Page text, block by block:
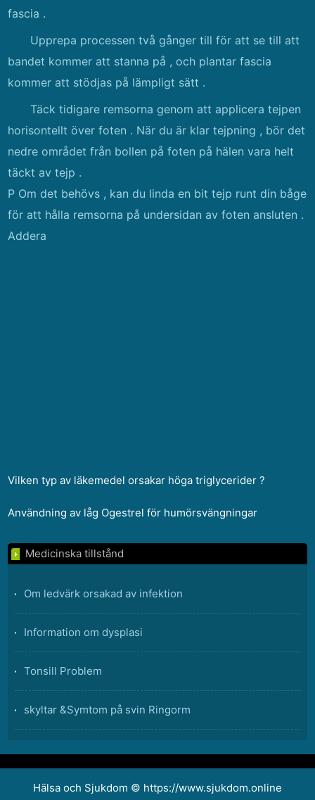
fascia .
Upprepa processen två gånger till för att se till att
bandet kommer att stanna på , och plantar fascia
kommer att stödjas på lämpligt sätt .
Täck tidigare remsorna genom att applicera tejpen
horisontellt över foten . När du är klar tejpning , bör det
nedre området från bollen på foten på hälen vara helt
täckt av tejp .
P Om det behövs , kan du linda en bit tejp runt din båge
för att hålla remsorna på undersidan av foten ansluten .
Addera
Vilken typ av läkemedel orsakar höga triglycerider ?
Användning av låg Ogestrel för humörsvängningar
Medicinska tillstånd
Om ledvärk orsakad av infektion
Information om dysplasi
Tonsill Problem
skyltar &Symtom på svin Ringorm
Fibromyalgi Viktminskning Foods
Hälsa och Sjukdom © https://www.sjukdom.online